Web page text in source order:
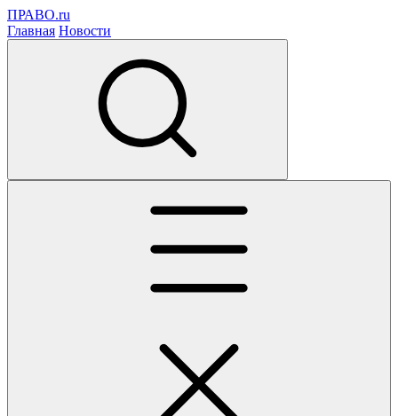
ПРАВО.ru
Главная Новости